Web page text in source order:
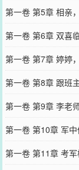
第一卷 第5章 相亲
第一卷 第6章 双喜
第一卷 第7章 婷婷
第一卷 第8章 跟班
第一卷 第9章 李老
第一卷 第10章 军中
第一卷 第11章 考军